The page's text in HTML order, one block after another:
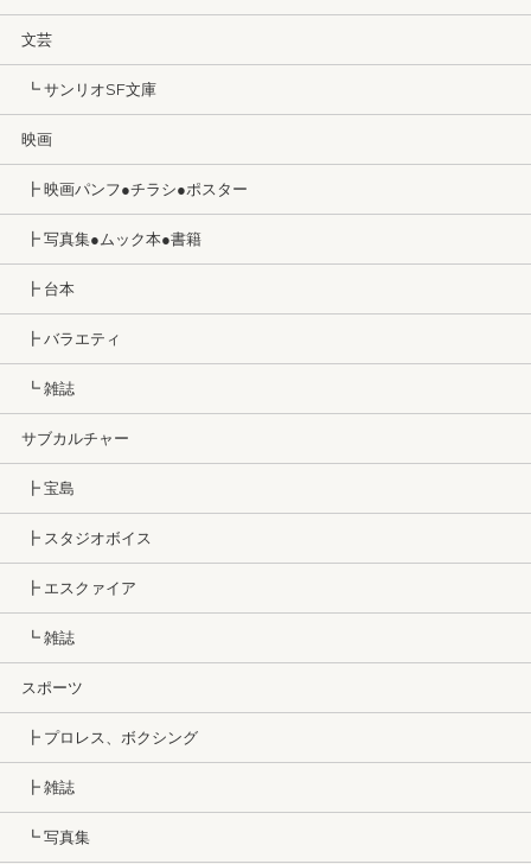
文芸
┗ サンリオSF文庫
映画
┣ 映画パンフ●チラシ●ポスター
┣ 写真集●ムック本●書籍
┣ 台本
┣ バラエティ
┗ 雑誌
サブカルチャー
┣ 宝島
┣ スタジオボイス
┣ エスクァイア
┗ 雑誌
スポーツ
┣ プロレス、ボクシング
┣ 雑誌
┗ 写真集